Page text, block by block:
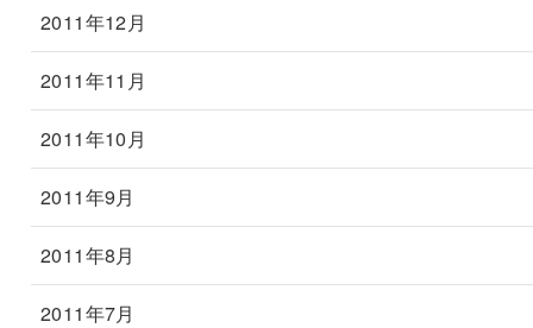
2011年12月
2011年11月
2011年10月
2011年9月
2011年8月
2011年7月